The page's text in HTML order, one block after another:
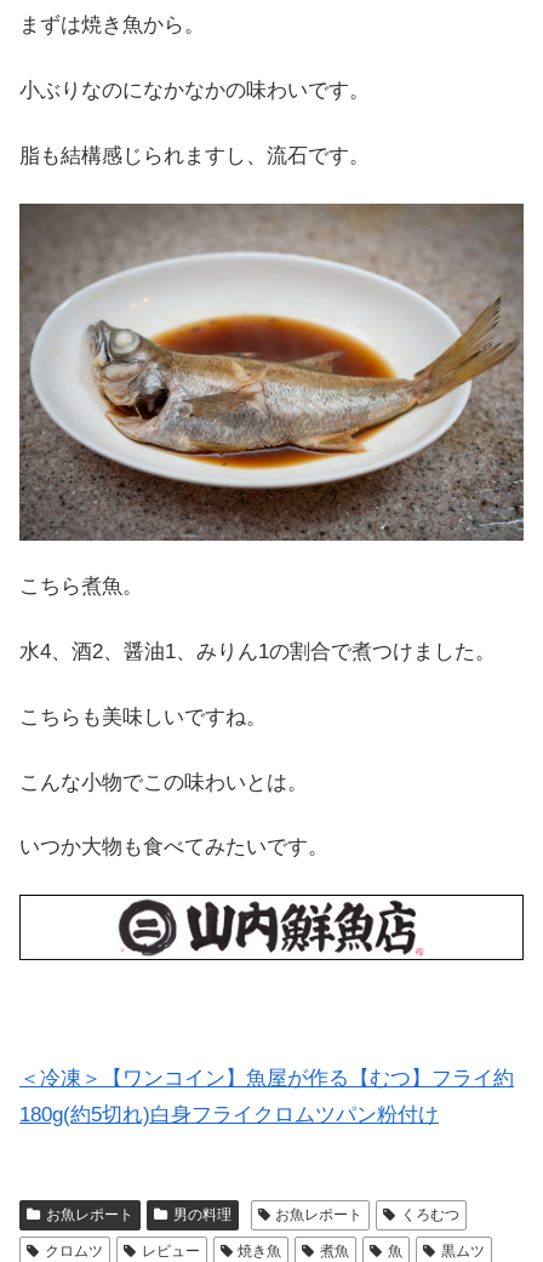
まずは焼き魚から。
小ぶりなのになかなかの味わいです。
脂も結構感じられますし、流石です。
こちら煮魚。
水4、酒2、醤油1、みりん1の割合で煮つけました。
こちらも美味しいですね。
こんな小物でこの味わいとは。
いつか大物も食べてみたいです。
＜冷凍＞【ワンコイン】魚屋が作る【むつ】フライ約
180g(約5切れ)白身フライクロムツパン粉付け
お魚レポート 男の料理 お魚レポート くろむつ
クロムツ レビュー 焼き魚 煮魚 魚 黒ムツ